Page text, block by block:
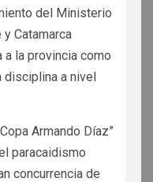
del Ministerio
Catamarca
la provincia como
disciplina a nivel
Armando Díaz”
paracaidismo
concurrencia de